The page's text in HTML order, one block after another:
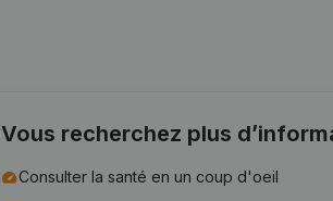
Vous recherchez plus
Consulter la santé en un coup d'oeil